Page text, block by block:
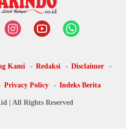
Kami Redaksi Disclaimer
Privacy Policy Indeks Berita
| All Rights Reserved